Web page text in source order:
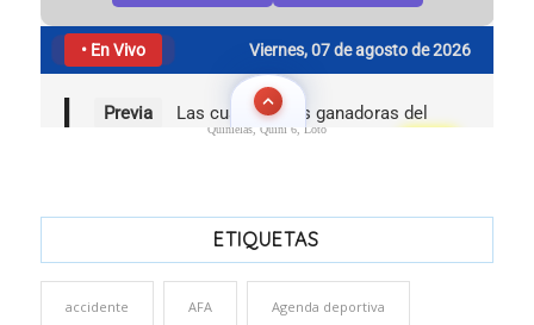
Quinielas, Quini 6, Loto
ETIQUETAS
accidente AFA Agenda deportiva